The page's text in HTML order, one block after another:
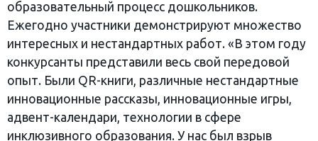
образовательный процесс дошкольников.
Ежегодно участники демонстрируют множество
интересных и нестандартных работ. «В этом году
конкурсанты представили весь свой передовой
опыт. Были QR-книги, различные нестандартные
инновационные рассказы, инновационные игры,
адвент-календари, технологии в сфере
инклюзивного образования. У нас был взрыв